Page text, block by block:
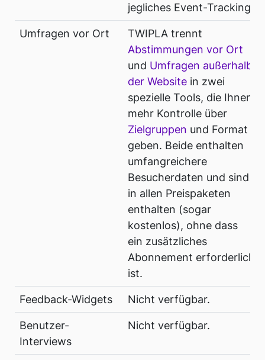
jegliches Event-Tracking.
Umfragen vor Ort
TWIPLA trennt
Abstimmungen vor Ort
und Umfragen außerhalb
der Website in zwei
spezielle Tools, die Ihnen
mehr Kontrolle über
Zielgruppen und Format
geben. Beide enthalten
umfangreichere
Besucherdaten und sind
in allen Preispaketen
enthalten (sogar
kostenlos), ohne dass
ein zusätzliches
Abonnement erforderlich
ist.
Feedback-Widgets Nicht verfügbar.
Benutzer-
Interviews
Nicht verfügbar.